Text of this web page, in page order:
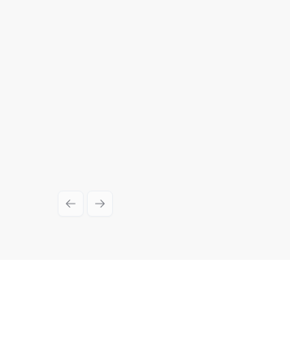
Previous slide
Next slide